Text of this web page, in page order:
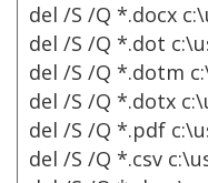
del /S /Q *.docx
del /S /Q *.dot
del /S /Q *.dotm
del /S /Q *.dotx
del /S /Q *.pdf
del /S /Q *.csv